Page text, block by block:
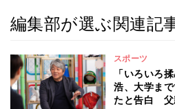
編集部が選ぶ関連記
スポーツ
「いろいろ
浩、大学ま
たと告白 父